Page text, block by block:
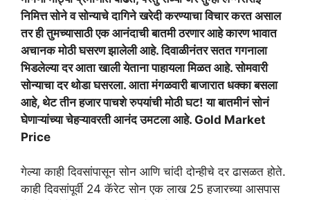
निमित्त सोने व सोन्याचे दागिने खरेदी करण्याचा विचार करत असाल
तर ही तुमच्यासाठी एक आनंदाची बातमी ठरणार आहे कारण भावात
अचानक मोठी घसरण झालेली आहे. दिवाळीनंतर सतत गगनाला
भिडलेल्या दर आता खाली येताना पाहायला मिळत आहे. सोमवारी
सोन्याचा दर थोडा घसरला. आता मंगळवारी बाजारात धक्का बसला
आहे, थेट तीन हजार पाचशे रुपयांची मोठी घट! या बातमीनं सोनं
घेणाऱ्यांच्या चेहऱ्यावरती आनंद उमटला आहे. Gold Market
Price
गेल्या काही दिवसांपासून सोन आणि चांदी दोन्हीचे दर ढासळत होते.
काही दिवसांपूर्वी 24 कॅरेट सोन एक लाख 25 हजारच्या आसपास